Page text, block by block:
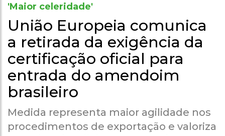
'Maior celeridade'
União Europeia comunica
a retirada da exigência da
certificação oficial para
entrada do amendoim
brasileiro
Medida representa maior agilidade nos
procedimentos de exportação e valoriza